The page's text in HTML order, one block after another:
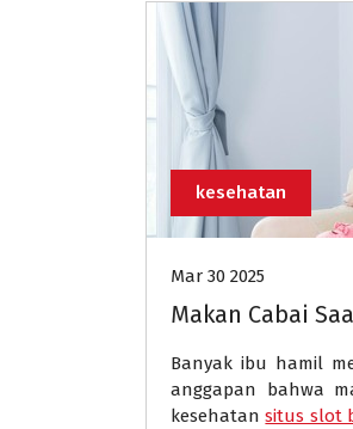
kesehatan
Mar 30 2025
Makan Cabai
Banyak ibu hamil
anggapan bahwa
kesehatansitus slot